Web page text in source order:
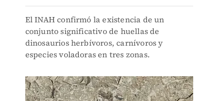
El INAH confirmó la existencia de un
conjunto significativo de huellas de
dinosaurios herbívoros, carnívoros y
especies voladoras en tres zonas.